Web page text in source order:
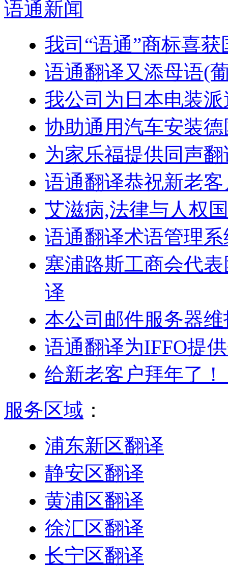
语通新闻
我司“语通”商标喜
语通翻译又添母语(
我公司为日本电装
协助通用汽车安装
为家乐福提供同声
语通翻译恭祝新老
艾滋病,法律与人权
语通翻译术语管理
塞浦路斯工商会代
译
本公司邮件服务器
语通翻译为IFFO提
给新老客户拜年了
服务区域 ：
浦东新区翻译
静安区翻译
黄浦区翻译
徐汇区翻译
长宁区翻译